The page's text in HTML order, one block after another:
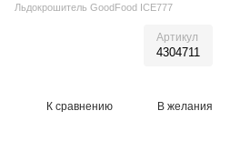
Льдокрошитель GoodFood ICE777
Артикул
4304711
К сравнению В желания